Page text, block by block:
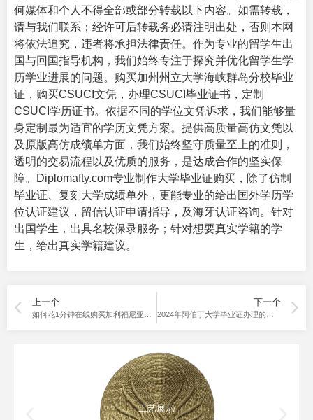
何媒体和个人不得全部或部分转载以下内容。如需转载，
请与我们联系；经许可后转载务必请注明出处，否则本网
将依法追究，违者将承担法律责任。作为专业的留学生出
国与回国指导机构，我们始终专注于探究并优化留学生学
历学业进展的问题。购买加州州立大学海峡群岛分校毕业
证，购买CSUCI文凭，办理CSUCI毕业证书，定制
CSUCI学历证书。依据不同的学位文凭诉求，我们能够量
身定制最为适宜的学历文凭方案。提供高质量高仿文凭以
及原版高仿成绩单方面，我们始终坚守质量至上的准则，
透明的交易流程以及优质的服务，是达成合作的坚实保
障。Diplomafty.com专业制作大学毕业证购买 ，除了仿制
毕业证、复刻大学成绩单外，更能专业的给出国外学历学
位认证建议，留信认证申请指导，及海牙认证咨询。针对
出国学生，出具名校保录服务；针对想要真实学籍的学
生，给出真实学籍建议。
上一个 下一个
工艺展示